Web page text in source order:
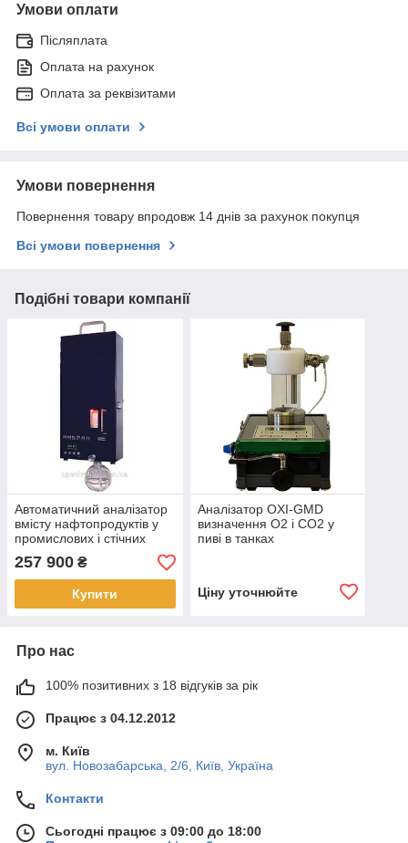
Умови оплати
Післяплата
Оплата на рахунок
Оплата за реквізитами
Всі умови оплати
Умови повернення
Повернення товару впродовж 14 днів за рахунок покупця
Всі умови повернення
Подібні товари компанії
Автоматичний аналізатор
вмісту нафтопродуктів у
промислових і стічних
водах МІКРАН
257 900 ₴
Купити
Аналізатор OXI-GMD
визначення О2 і СО2 у
пиві в танках
Ціну уточнюйте
Про нас
100% позитивних з 18 відгуків за рік
Працює з 04.12.2012
м. Київ
вул. Новозабарська, 2/6, Київ, Україна
Контакти
Сьогодні працює з 09:00 до 18:00